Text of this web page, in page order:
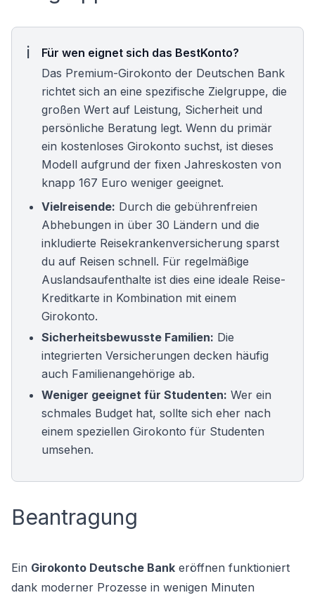
Für wen eignet sich das BestKonto?
Das Premium-Girokonto der Deutschen Bank
richtet sich an eine spezifische Zielgruppe, die
großen Wert auf Leistung, Sicherheit und
persönliche Beratung legt. Wenn du primär
ein kostenloses Girokonto suchst, ist dieses
Modell aufgrund der fixen Jahreskosten von
knapp 167 Euro weniger geeignet.
Vielreisende: Durch die gebührenfreien
Abhebungen in über 30 Ländern und die
inkludierte Reisekrankenversicherung sparst
du auf Reisen schnell. Für regelmäßige
Auslandsaufenthalte ist dies eine ideale Reise-
Kreditkarte in Kombination mit einem
Girokonto.
Sicherheitsbewusste Familien: Die
integrierten Versicherungen decken häufig
auch Familienangehörige ab.
Weniger geeignet für Studenten: Wer ein
schmales Budget hat, sollte sich eher nach
einem speziellen Girokonto für Studenten
umsehen.
Beantragung
Ein Girokonto Deutsche Bank eröffnen funktioniert
dank moderner Prozesse in wenigen Minuten